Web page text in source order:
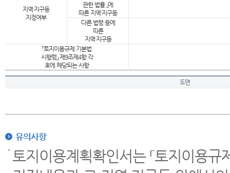
지역·지구등
지정여부
관한 법률 」에
따른 지역·지구등
다른 법령 등에
따른
지역·지구등
「토지이용규제 기본법
시행령」 제9조제4항 각
호에 해당되는 사항
도면
유의사항
토지이용계획확인서는 「토지이용